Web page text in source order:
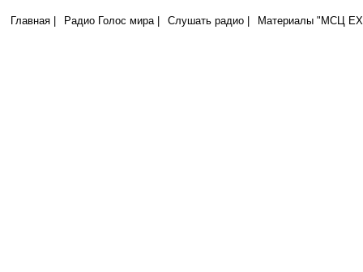
Главная | Радио Голос мира | Слушать радио | Материалы "МСЦ